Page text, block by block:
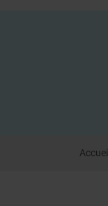
Accueil